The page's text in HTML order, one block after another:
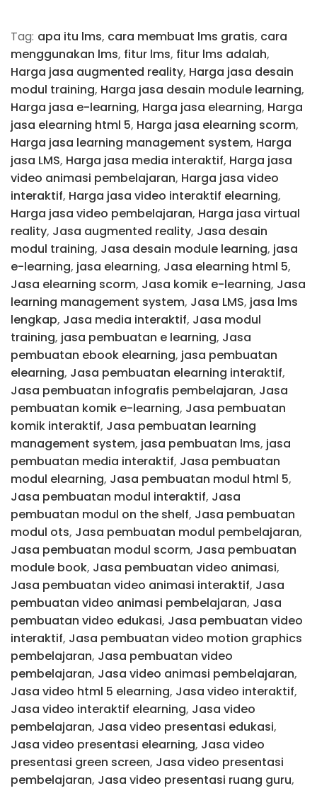
Tag: apa itu lms, cara membuat lms gratis, cara
menggunakan lms, fitur lms, fitur lms adalah,
Harga jasa augmented reality, Harga jasa desain
modul training, Harga jasa desain module learning,
Harga jasa e-learning, Harga jasa elearning, Harga
jasa elearning html 5, Harga jasa elearning scorm,
Harga jasa learning management system, Harga
jasa LMS, Harga jasa media interaktif, Harga jasa
video animasi pembelajaran, Harga jasa video
interaktif, Harga jasa video interaktif elearning,
Harga jasa video pembelajaran, Harga jasa virtual
reality, Jasa augmented reality, Jasa desain
modul training, Jasa desain module learning, jasa
e-learning, jasa elearning, Jasa elearning html 5,
Jasa elearning scorm, Jasa komik e-learning, Jasa
learning management system, Jasa LMS, jasa lms
lengkap, Jasa media interaktif, Jasa modul
training, jasa pembuatan e learning, Jasa
pembuatan ebook elearning, jasa pembuatan
elearning, Jasa pembuatan elearning interaktif,
Jasa pembuatan infografis pembelajaran, Jasa
pembuatan komik e-learning, Jasa pembuatan
komik interaktif, Jasa pembuatan learning
management system, jasa pembuatan lms, jasa
pembuatan media interaktif, Jasa pembuatan
modul elearning, Jasa pembuatan modul html 5,
Jasa pembuatan modul interaktif, Jasa
pembuatan modul on the shelf, Jasa pembuatan
modul ots, Jasa pembuatan modul pembelajaran,
Jasa pembuatan modul scorm, Jasa pembuatan
module book, Jasa pembuatan video animasi,
Jasa pembuatan video animasi interaktif, Jasa
pembuatan video animasi pembelajaran, Jasa
pembuatan video edukasi, Jasa pembuatan video
interaktif, Jasa pembuatan video motion graphics
pembelajaran, Jasa pembuatan video
pembelajaran, Jasa video animasi pembelajaran,
Jasa video html 5 elearning, Jasa video interaktif,
Jasa video interaktif elearning, Jasa video
pembelajaran, Jasa video presentasi edukasi,
Jasa video presentasi elearning, Jasa video
presentasi green screen, Jasa video presentasi
pembelajaran, Jasa video presentasi ruang guru,